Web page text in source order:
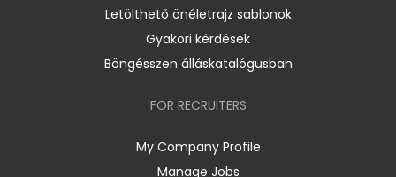
Letölthető önéletrajz sablonok
Gyakori kérdések
Böngésszen álláskatalógusban
FOR RECRUITERS
My Company Profile
Manage Jobs